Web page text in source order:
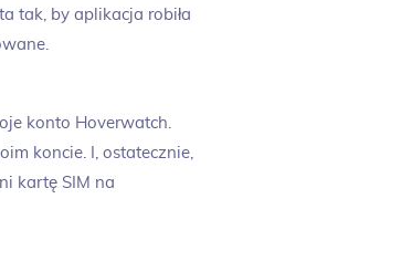
tak, by aplikacja robiła
konto Hoverwatch.
koncie. I, ostatecznie,
kartę SIM na